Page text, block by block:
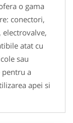
o gama
conectori,
atat cu
sau
pentru a
apei si